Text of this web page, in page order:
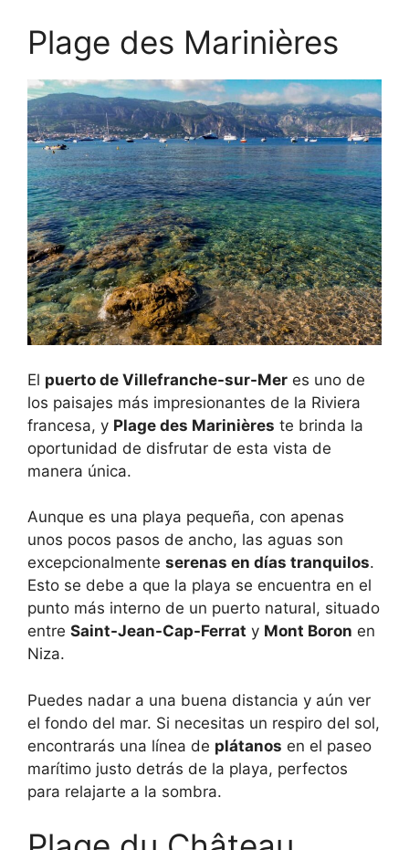
Plage des Marinières
El puerto de Villefranche-sur-Mer es uno de
los paisajes más impresionantes de la Riviera
francesa, y Plage des Marinières te brinda la
oportunidad de disfrutar de esta vista de
manera única.
Aunque es una playa pequeña, con apenas
unos pocos pasos de ancho, las aguas son
excepcionalmente serenas en días tranquilos.
Esto se debe a que la playa se encuentra en el
punto más interno de un puerto natural, situado
entre Saint-Jean-Cap-Ferrat y Mont Boron en
Niza.
Puedes nadar a una buena distancia y aún ver
el fondo del mar. Si necesitas un respiro del sol,
encontrarás una línea de plátanos en el paseo
marítimo justo detrás de la playa, perfectos
para relajarte a la sombra.